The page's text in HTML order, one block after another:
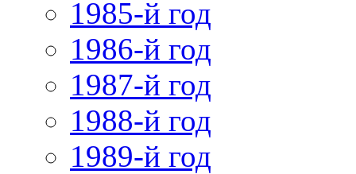
1985-й год
1986-й год
1987-й год
1988-й год
1989-й год